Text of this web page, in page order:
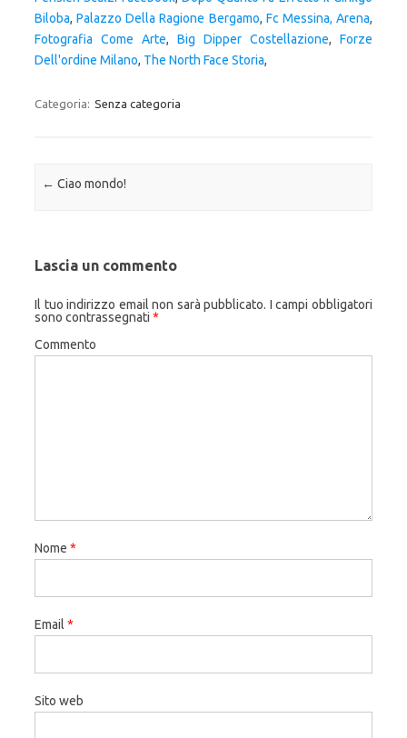
Biloba,Palazzo Della Ragione Bergamo, Fc Messina, Arena,
Fotografia Come Arte, Big Dipper Costellazione, Forze
Dell'ordine Milano, The North Face Storia,
Categoria: Senza categoria
Navigazione articolo
← Ciao mondo!
Lascia un commento
Il tuo indirizzo email non sarà pubblicato. I campi obbligatori
sono contrassegnati *
Commento
Nome *
Email *
Sito web